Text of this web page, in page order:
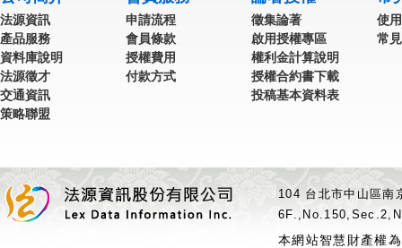
法源資訊
產品服務
資料庫說明
法源徵才
交通資訊
策略聯盟
申請流程
會員條款
授權費用
付款方式
徵集論著
啟用授權專區
權利金計算說明
授權合約書下載
投稿基本資料表
使
常
104 台北市中山區
本網站智慧財產權